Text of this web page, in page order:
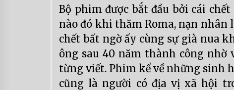
Bộ phim được bắt đầu bởi cái
nào đó khi thăm Roma, nạn
chết bất ngờ ấy cùng sự già nua
ông sau 40 năm thành công nhờ
từng viết. Phim kể về những sinh
cũng là người có địa vị xã hội